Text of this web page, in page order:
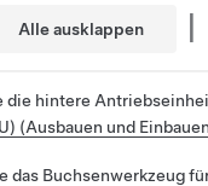
Alle ausklappen |
die hintere
(Ausbauen und
das Buchsenwerkzeug